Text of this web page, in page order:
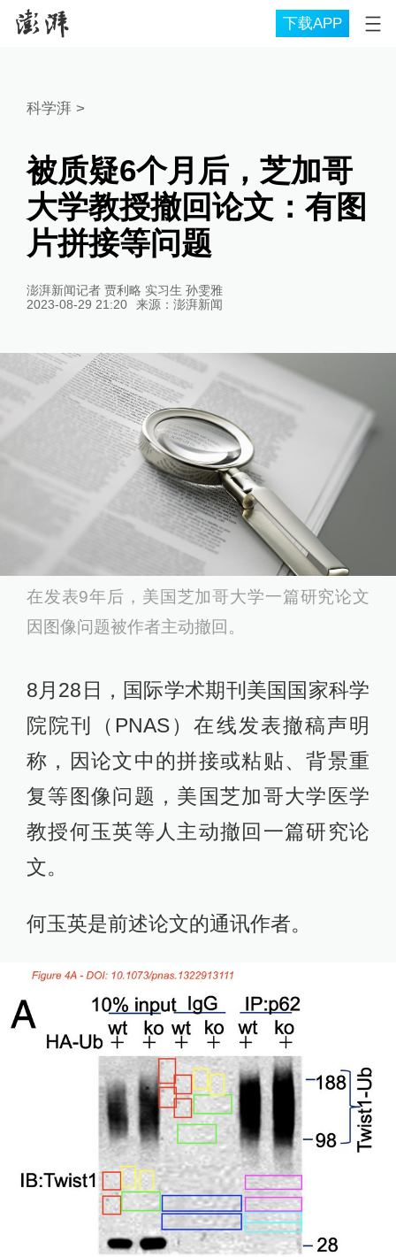
下载APP
科学湃 >
被质疑6个月后，芝加哥
大学教授撤回论文：有图
片拼接等问题
澎湃新闻记者 贾利略 实习生 孙雯雅
2023-08-29 21:20
来源： 澎湃新闻
在发表9年后，美国芝加哥大学一篇研究论文
因图像问题被作者主动撤回。
8月28日，国际学术期刊美国国家科学
院院刊（PNAS）在线发表撤稿声明
称，因论文中的拼接或粘贴、背景重
复等图像问题，美国芝加哥大学医学
教授何玉英等人主动撤回一篇研究论
文。
何玉英是前述论文的通讯作者。